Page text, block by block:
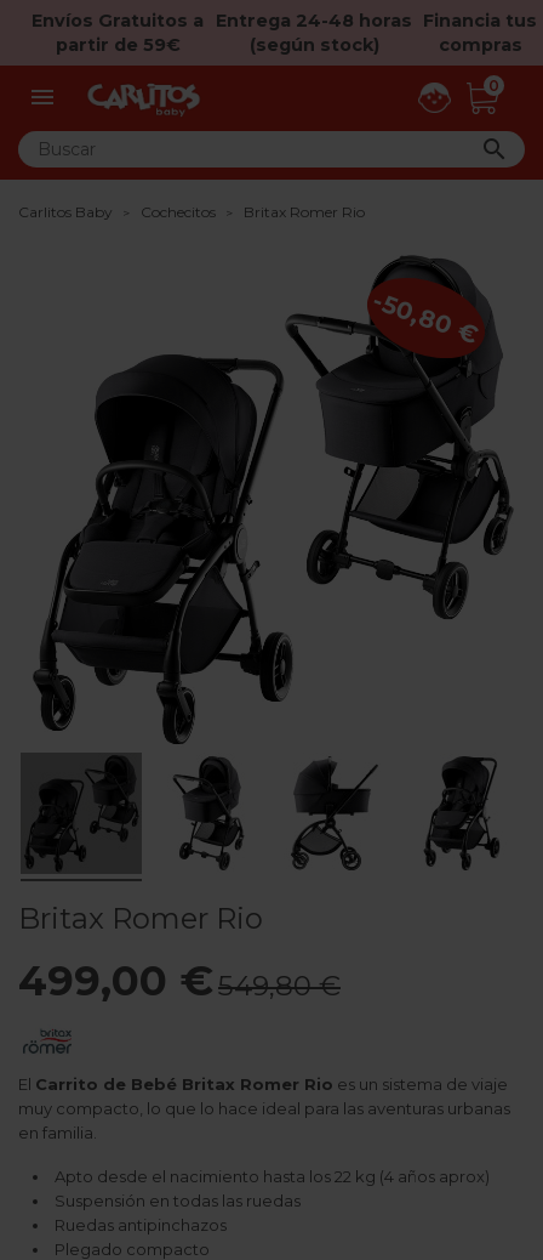
Envíos Gratuitos a
partir de 59€
Entrega 24-48 horas
(según stock)
Financia tus
compras
 0

Carlitos Baby Cochecitos Britax Romer Rio
-50,80 €
Britax Romer Rio
499,00 €549,80 €
El Carrito de Bebé Britax Romer Rio es un sistema de viaje
muy compacto, lo que lo hace ideal para las aventuras urbanas
en familia.
Apto desde el nacimiento hasta los 22 kg (4 años aprox)
Suspensión en todas las ruedas
Ruedas antipinchazos
Plegado compacto